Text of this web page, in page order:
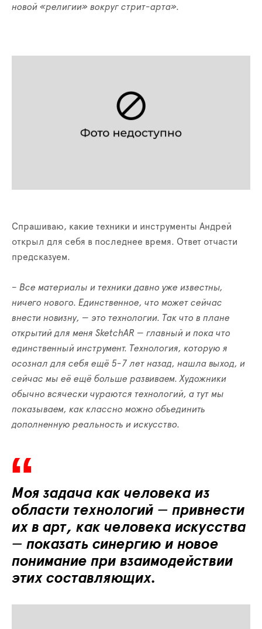
новой «религии» вокруг стрит-арта».
Спрашиваю, какие техники и инструменты Андрей
открыл для себя в последнее время. Ответ отчасти
предсказуем.
– Все материалы и техники давно уже известны,
ничего нового. Единственное, что может сейчас
внести новизну, — это технологии. Так что в плане
открытий для меня SketchAR — главный и пока что
единственный инструмент. Технология, которую я
осознал для себя ещё 5-7 лет назад, нашла выход, и
сейчас мы её ещё больше развиваем. Художники
обычно всячески чураются технологий, а тут мы
показываем, как классно можно объединить
дополненную реальность и искусство.
Моя задача как человека из
области технологий — привнести
их в арт, как человека искусства
— показать синергию и новое
понимание при взаимодействии
этих составляющих.